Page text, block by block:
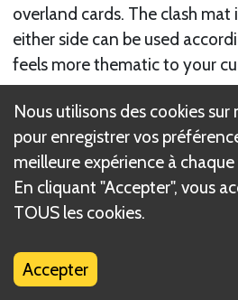
overland cards. The clash
either side can be used
feels more thematic to your
Suivant
Clash Enemy Pool
Règle(s) connexe(s)
Clash Setup
Nous utilisons des cookies
pour enregistrer vos
meilleure expérience à chaque
En cliquant "Accepter", vous
TOUS les cookies.
Accepter